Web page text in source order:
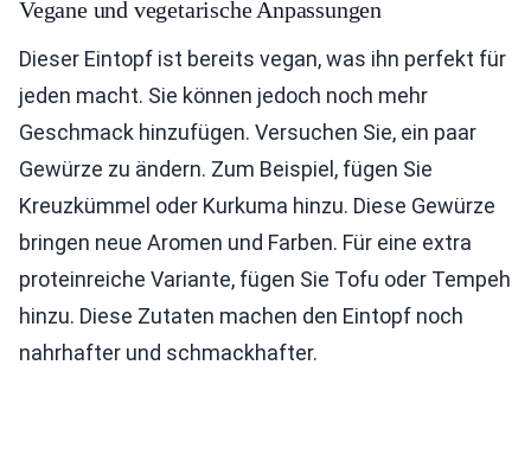
Vegane und vegetarische Anpassungen
Dieser Eintopf ist bereits vegan, was ihn perfekt für
jeden macht. Sie können jedoch noch mehr
Geschmack hinzufügen. Versuchen Sie, ein paar
Gewürze zu ändern. Zum Beispiel, fügen Sie
Kreuzkümmel oder Kurkuma hinzu. Diese Gewürze
bringen neue Aromen und Farben. Für eine extra
proteinreiche Variante, fügen Sie Tofu oder Tempeh
hinzu. Diese Zutaten machen den Eintopf noch
nahrhafter und schmackhafter.